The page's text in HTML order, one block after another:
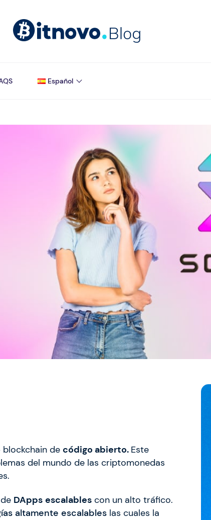
Español
de código abierto. Este
del mundo de las criptomonedas
DApps escalables con un alto tráfico.
altamente escalables las cuales la